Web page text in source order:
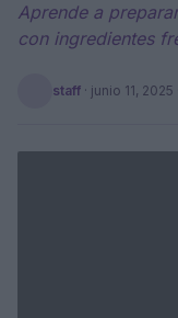
Aprende a
con ingredientes
staff · junio 11, 2025